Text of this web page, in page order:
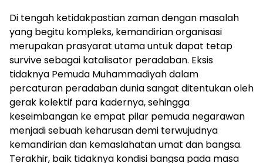
Di tengah ketidakpastian zaman dengan masalah
yang begitu kompleks, kemandirian organisasi
merupakan prasyarat utama untuk dapat tetap
survive sebagai katalisator peradaban. Eksis
tidaknya Pemuda Muhammadiyah dalam
percaturan peradaban dunia sangat ditentukan oleh
gerak kolektif para kadernya, sehingga
keseimbangan ke empat pilar pemuda negarawan
menjadi sebuah keharusan demi terwujudnya
kemandirian dan kemaslahatan umat dan bangsa.
Terakhir, baik tidaknya kondisi bangsa pada masa